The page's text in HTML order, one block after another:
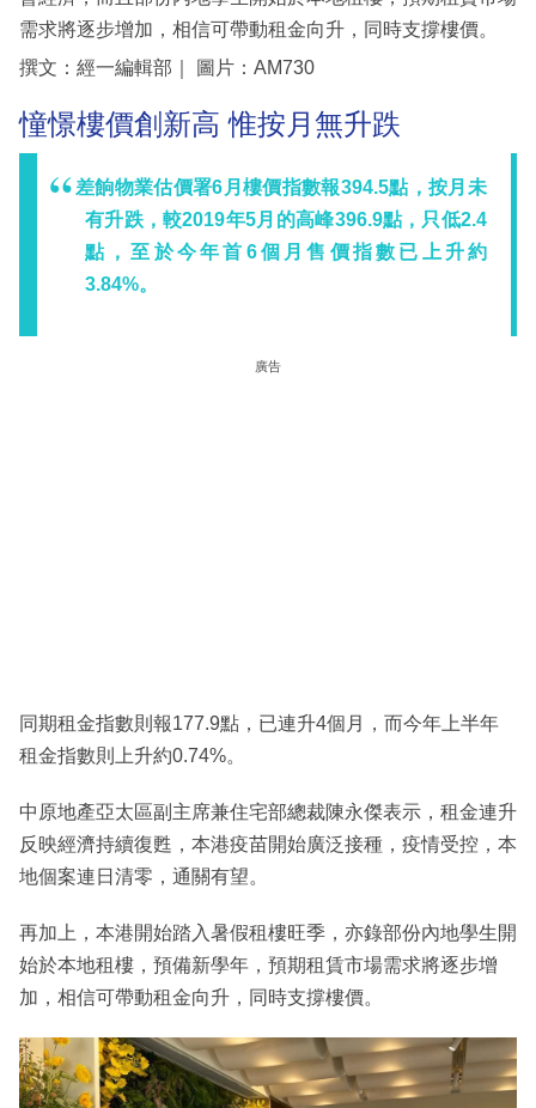
需求將逐步增加，相信可帶動租金向升，同時支撐樓價。
撰文：經一編輯部｜ 圖片：AM730
憧憬樓價創新高 惟按月無升跌
差餉物業估價署6月樓價指數報394.5點，按月未
有升跌，較2019年5月的高峰396.9點，只低2.4
點，至於今年首6個月售價指數已上升約
3.84%。
廣告
同期租金指數則報177.9點，已連升4個月，而今年上半年
租金指數則上升約0.74%。
中原地產亞太區副主席兼住宅部總裁陳永傑表示，租金連升
反映經濟持續復甦，本港疫苗開始廣泛接種，疫情受控，本
地個案連日清零，通關有望。
再加上，本港開始踏入暑假租樓旺季，亦錄部份內地學生開
始於本地租樓，預備新學年，預期租賃市場需求將逐步增
加，相信可帶動租金向升，同時支撐樓價。